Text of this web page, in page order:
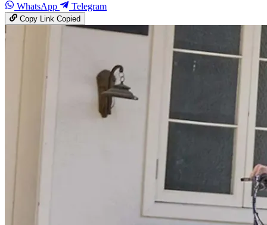
WhatsApp Telegram
Copy LinkCopied